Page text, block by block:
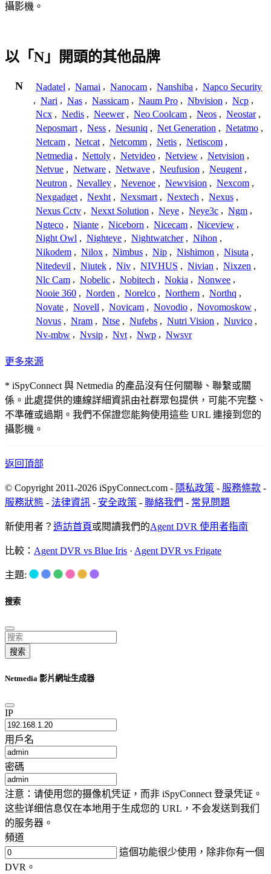
攝影機。
以「N」開頭的其他品牌
N Nadatel , Namai , Nanocam , Nanshiba , Napco Security
, Nari , Nas , Nassicam , Naum Pro , Nbvision , Ncp ,
Ncx , Nedis , Neewer , Neo Coolcam , Neos , Neostar ,
Neposmart , Ness , Nesuniq , Net Generation , Netatmo ,
Netcam , Netcat , Netcomm , Netis , Netiscom ,
Netmedia , Nettoly , Netvideo , Netview , Netvision ,
Netvue , Netware , Netwave , Neufusion , Neugent ,
Neutron , Nevalley , Nevenoe , Newvision , Nexcom ,
Nexgadget , Nexht , Nexsmart , Nextech , Nexus ,
Nexus Cctv , Nexxt Solution , Neye , Neye3c , Ngm ,
Ngteco , Niante , Niceborn , Nicecam , Niceview ,
Night Owl , Nighteye , Nightwatcher , Nihon ,
Nikodem , Nilox , Nimbus , Nip , Nishimon , Nisuta ,
Nitedevil , Niutek , Niv , NIVHUS , Nivian , Nixzen ,
Nlc Cam , Nobelic , Nobitech , Nokia , Nonwee ,
Nooie 360 , Norden , Norelco , Northern , Northq ,
Novate , Novell , Novicam , Novodio , Novomoskow ,
Novus , Nram , Ntse , Nufebs , Nutri Vision , Nuvico ,
Nv-mbw , Nvsip , Nvt , Nwp , Nwsvr
更多來源
* iSpyConnect 與 Netmedia 的產品沒有任何關聯、聯繫或關
係。此處提供的連線詳細資訊由社群眾包提供，可能不完整、
不準確或過期。我們不保證您能夠使用這些 URL 連接到您的
攝影機。
返回頂部
© Copyright 2011-2026 iSpyConnect.com - 隱私政策 - 服務條款 -
服務狀態 - 法律資訊 - 安全政策 - 聯絡我們 - 常見問題
新使用者？ 造訪首頁或閱讀我們的Agent DVR 使用者指南
比較： Agent DVR vs Blue Iris · Agent DVR vs Frigate
主題:
搜索
搜索
Netmedia 影片網址生成器
IP
用戶名
密碼
注意：请使用您的摄像机凭证，而非 iSpyConnect 登录凭证。
这些详细信息仅在本地用于生成您的 URL，不会发送到我们
的服务器。
頻道
這個功能很少使用，除非你有一個
DVR。